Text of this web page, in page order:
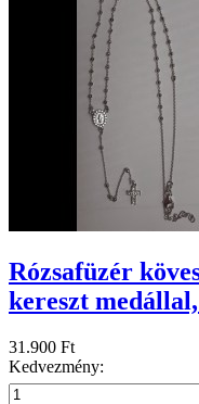
Rózsafüzér
kereszt
31.900 Ft
Kedvezmény: